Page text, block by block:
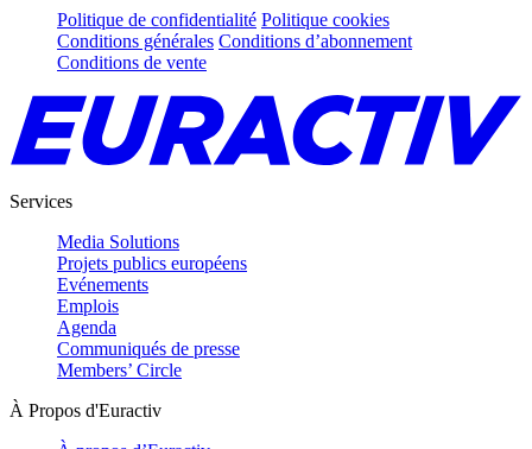
Politique de confidentialité Politique cookies
Conditions générales Conditions d’abonnement
Conditions de vente
Services
Media Solutions
Projets publics européens
Evénements
Emplois
Agenda
Communiqués de presse
Members’ Circle
À Propos d'Euractiv